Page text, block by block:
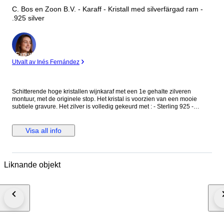
C. Bos en Zoon B.V. - Karaff - Kristall med silverfärgad ram -
.925 silver
Expert
Utvalt av Inés Fernández
Schitterende hoge kristallen wijnkaraf met een 1e gehalte zilveren
montuur, met de originele stop. Het kristal is voorzien van een mooie
subtiele gravure. Het zilver is volledig gekeurd met : - Sterling 925 -
1990 Hoogte 29,5cm. Doorsnede buik 14cm. Het verkeert in een goede,
mooie staat....het heeft enkel hele lichte aanslag binnenin. Gewicht 1790
verzending. Snelle verzending maar ophalen kan natuurlijk ook.
Visa all info
Liknande objekt